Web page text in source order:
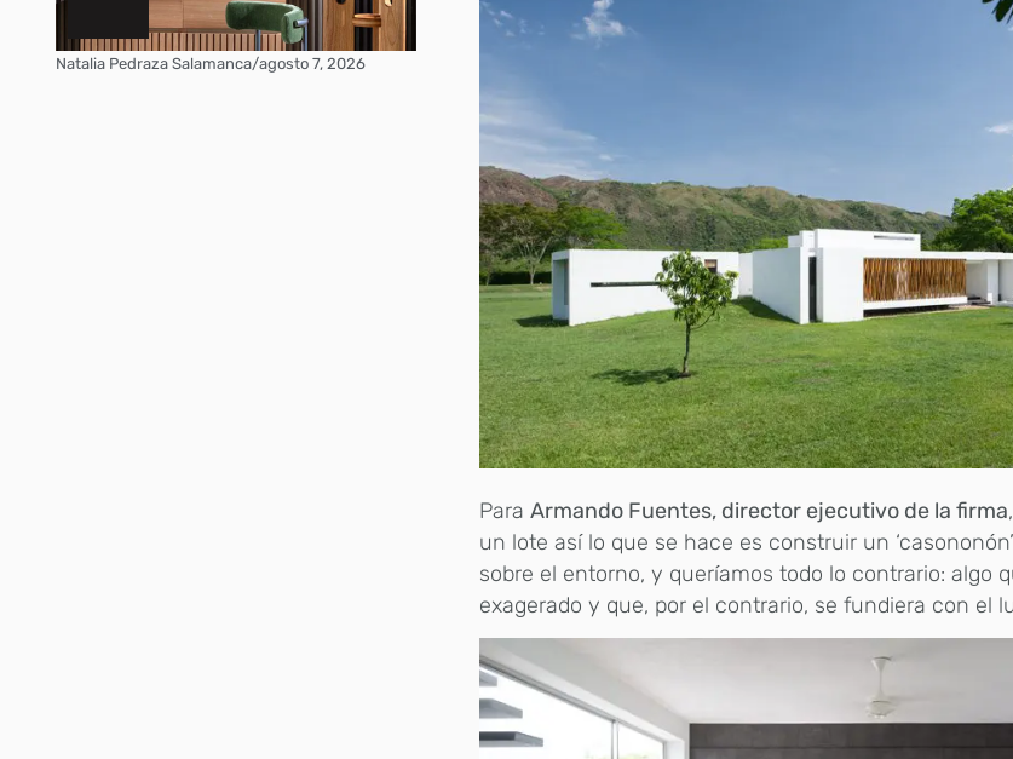
Natalia Pedraza Salamanca/agosto 7, 2026
ParaArmando Fuentes, director ejecutivo de la firma
un lote así lo que se hace es construir un
sobre el entorno, y queríamos todo lo contrario: algo
exagerado y que, por el contrario, se fundiera con el